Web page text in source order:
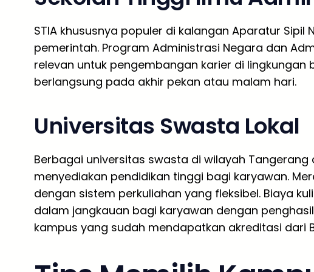
STIA khususnya populer di kalangan Aparatur Sipil
pemerintah. Program Administrasi Negara dan
relevan untuk pengembangan karier di lingkungan
berlangsung pada akhir pekan atau malam hari.
Universitas Swasta Lokal
Berbagai universitas swasta di wilayah
menyediakan pendidikan tinggi bagi karyawan.
dengan sistem perkuliahan yang fleksibel. Biaya
dalam jangkauan bagi karyawan dengan
kampus yang sudah mendapatkan akreditasi dari